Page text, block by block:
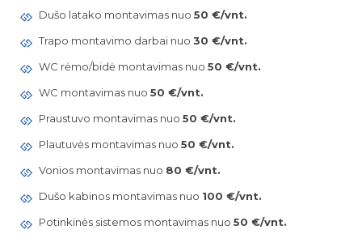
Dušo latako montavimas nuo 50 €/vnt.
Trapo montavimo darbai nuo 30 €/vnt.
WC rėmo/bidė montavimas nuo 50 €/vnt.
WC montavimas nuo 50 €/vnt.
Praustuvo montavimas nuo 50 €/vnt.
Plautuvės montavimas nuo 50 €/vnt.
Vonios montavimas nuo 80 €/vnt.
Dušo kabinos montavimas nuo 100 €/vnt.
Potinkinės sistemos montavimas nuo 50 €/vnt.